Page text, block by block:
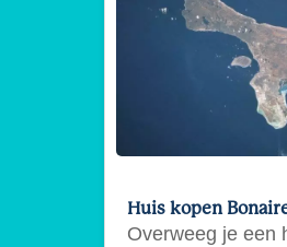
Huis kopen
Overweeg je een